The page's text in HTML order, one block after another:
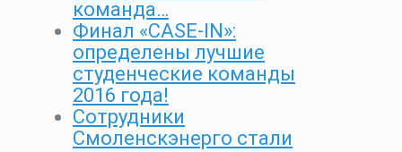
команда…
Финал «CASE-IN»:
определены лучшие
студенческие команды
2016 года!
Сотрудники
Смоленскэнерго стали